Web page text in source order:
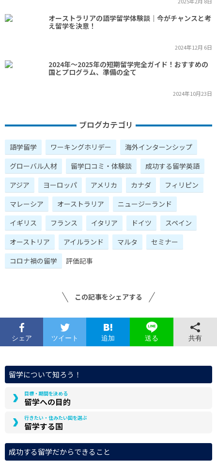
オーストラリアの語学留学体験談｜今がチャンスと考
え留学を決意！
2024年12月 6日
2024年～2025年の短期留学完全ガイド！おすすめの
国とプログラム、準備の全て
2024年10月23日
ブログカテゴリ
語学留学 ワーキングホリデー
海外インターンシップ
グローバル人材
留学口コミ・体験談
成功する留学英語
アジア
ヨーロッパ アメリカ カナダ
フィリピン
マレーシア
オーストラリア
ニュージーランド
イギリス
フランス イタリア ドイツ
スペイン
オーストリア
アイルランド マルタ
セミナー
コロナ禍の留学
評価記事
この記事をシェアする
シェア ツイート 追加 送る 共有
留学について知ろう！
目標・期間を決める
留学への目的
行きたい・住みたい国を選ぶ
留学する国
成功する留学だからできること